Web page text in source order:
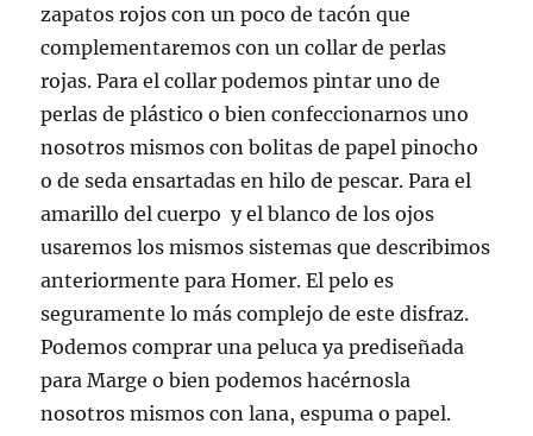
zapatos rojos con un poco de tacón que
complementaremos con un collar de perlas
rojas. Para el collar podemos pintar uno de
perlas de plástico o bien confeccionarnos uno
nosotros mismos con bolitas de papel pinocho
o de seda ensartadas en hilo de pescar. Para el
amarillo del cuerpo y el blanco de los ojos
usaremos los mismos sistemas que describimos
anteriormente para Homer. El pelo es
seguramente lo más complejo de este disfraz.
Podemos comprar una peluca ya prediseñada
para Marge o bien podemos hacérnosla
nosotros mismos con lana, espuma o papel.